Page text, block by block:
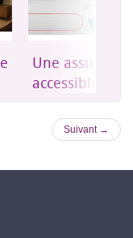
Une
accessible à
Suivant →